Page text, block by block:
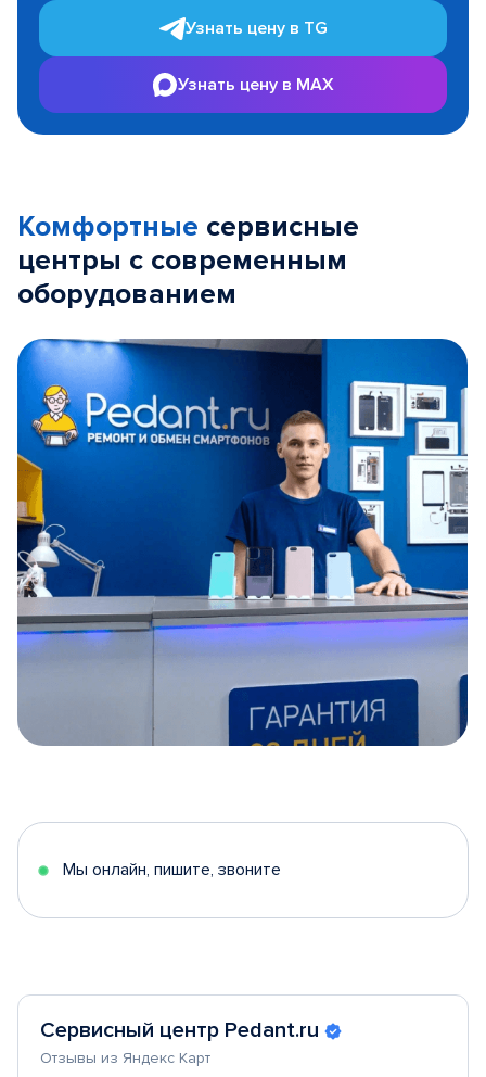
Узнать цену в TG
Узнать цену в MAX
Комфортные сервисные
центры с современным
оборудованием
5
Мы онлайн, пишите, звоните
Сервисный центр Pedant.ru
Отзывы из Яндекс Карт